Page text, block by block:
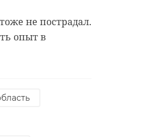
не пострадал.
опыт в